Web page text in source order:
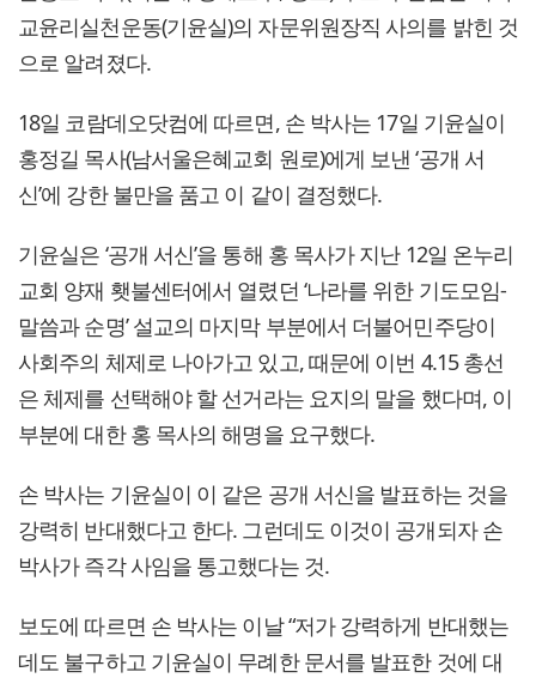
교윤리실천운동(기윤실)의 자문위원장직 사의를 밝힌 것
으로 알려졌다.
18일 코람데오닷컴에 따르면, 손 박사는 17일 기윤실이
홍정길 목사(남서울은혜교회 원로)에게 보낸 ‘공개 서
신’에 강한 불만을 품고 이 같이 결정했다.
기윤실은 ‘공개 서신’을 통해 홍 목사가 지난 12일 온누리
교회 양재 횃불센터에서 열렸던 ‘나라를 위한 기도모임-
말씀과 순명’ 설교의 마지막 부분에서 더불어민주당이
사회주의 체제로 나아가고 있고, 때문에 이번 4.15 총선
은 체제를 선택해야 할 선거라는 요지의 말을 했다며, 이
부분에 대한 홍 목사의 해명을 요구했다.
손 박사는 기윤실이 이 같은 공개 서신을 발표하는 것을
강력히 반대했다고 한다. 그런데도 이것이 공개되자 손
박사가 즉각 사임을 통고했다는 것.
보도에 따르면 손 박사는 이날 “저가 강력하게 반대했는
데도 불구하고 기윤실이 무례한 문서를 발표한 것에 대